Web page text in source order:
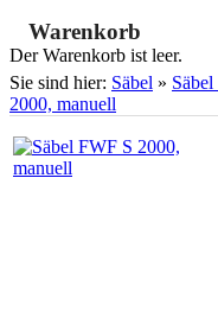
Warenkorb
Der Warenkorb ist leer.
Sie sind hier: Säbel »
2000, manuell